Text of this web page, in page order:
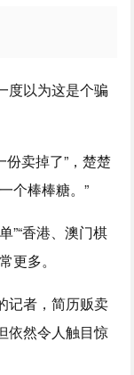
度以为这是个骗
卖掉了”，楚楚
个棒棒糖。”
”“香港、澳门棋
更多。
记者，简历贩卖
依然令人触目惊